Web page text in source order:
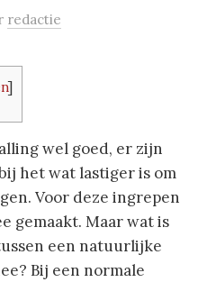
redactie
]
wel goed, er zijn
het wat lastiger is om
Voor deze ingrepen
gemaakt. Maar wat is
een natuurlijke
Bij een normale